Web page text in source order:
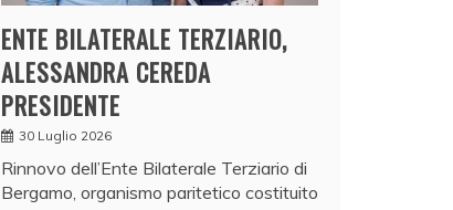
ENTE BILATERALE TERZIARIO,
ALESSANDRA CEREDA
PRESIDENTE
30 Luglio 2026
Rinnovo dell’Ente Bilaterale Terziario di
Bergamo, organismo paritetico costituito